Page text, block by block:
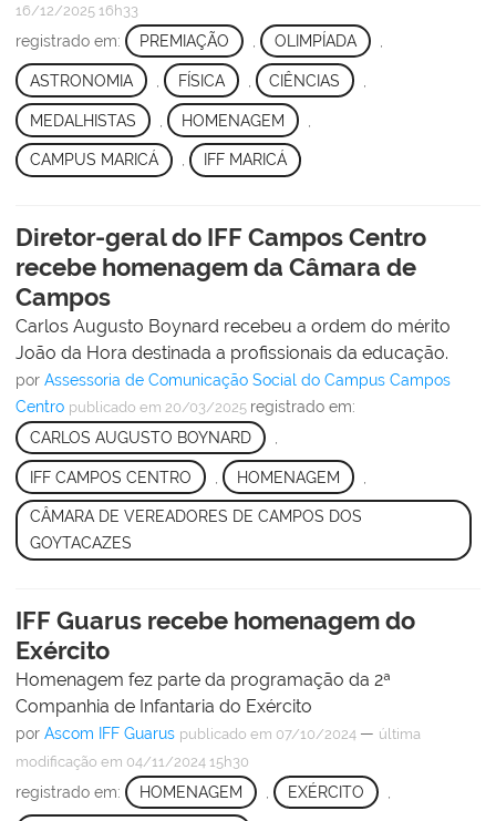
16/12/2025 16h33
registrado em: PREMIAÇÃO OLIMPÍADA
ASTRONOMIA FÍSICA CIÊNCIAS
MEDALHISTAS HOMENAGEM
CAMPUS MARICÁ , IFF MARICÁ
Diretor-geral do IFF Campos Centro
recebe homenagem da Câmara de
Campos
Carlos Augusto Boynard recebeu a ordem do mérito
João da Hora destinada a profissionais da educação.
por Assessoria de Comunicação Social do Campus Campos
Centro publicado em 20/03/2025 registrado em:
CARLOS AUGUSTO BOYNARD
IFF CAMPOS CENTRO HOMENAGEM
CÂMARA DE VEREADORES DE CAMPOS DOS
GOYTACAZES
IFF Guarus recebe homenagem do
Exército
Homenagem fez parte da programação da 2ª
Companhia de Infantaria do Exército
por Ascom IFF Guarus publicado em 07/10/2024 — última
modificação em 04/11/2024 15h30
registrado em: HOMENAGEM EXÉRCITO